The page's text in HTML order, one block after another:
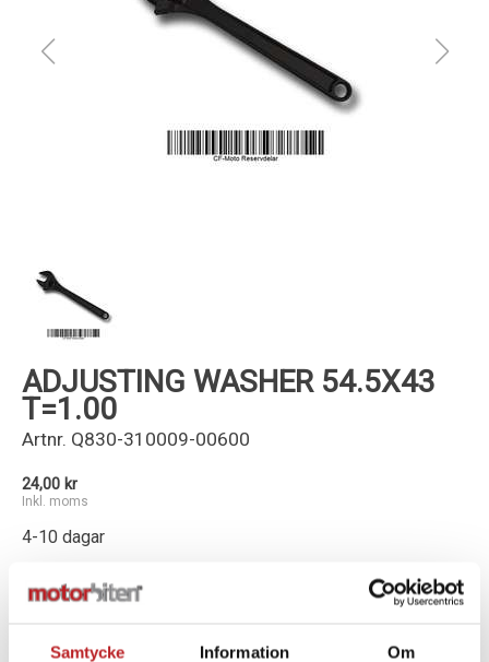
Samtycke Information Om
Reservdelar
Sprängskisser
ADJUSTING WASHER 54.5X43
T=1.00
Artnr. Q830-310009-00600
24,00 kr
Inkl. moms
4-10 dagar